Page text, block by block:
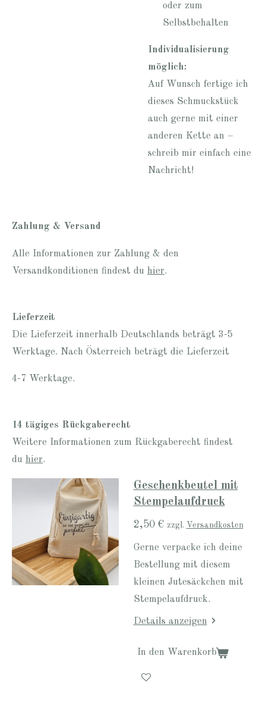
oder zum
Selbstbehalten
Individualisierung
möglich:
Auf Wunsch fertige ich
dieses Schmuckstück
auch gerne mit einer
anderen Kette an –
schreib mir einfach eine
Nachricht!
Zahlung & Versand
Alle Informationen zur Zahlung & den
Versandkonditionen findest du hier.
Lieferzeit
Die Lieferzeit innerhalb Deutschlands beträgt 3-5
Werktage. Nach Österreich beträgt die Lieferzeit
4-7 Werktage.
14 tägiges Rückgaberecht
Weitere Informationen zum Rückgaberecht findest
du hier.
Geschenkbeutel mit
Stempelaufdruck
2,50 € zzgl. Versandkosten
Gerne verpacke ich deine
Bestellung mit diesem
kleinen Jutesäckchen mit
Stempelaufdruck.
Details anzeigen
In den Warenkorb